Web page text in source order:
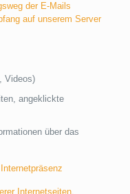
der E-Mails
auf unserem Server
Videos)
angeklickte
über das
Internetseiten,